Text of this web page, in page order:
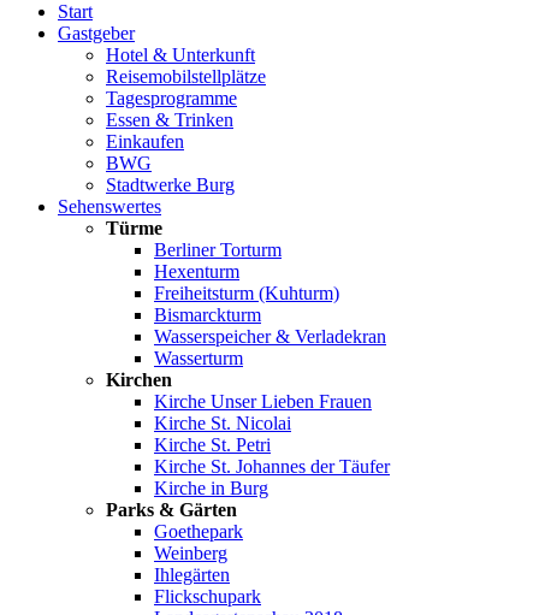
Start
Gastgeber
Hotel & Unterkunft
Reisemobilstellplätze
Tagesprogramme
Essen & Trinken
Einkaufen
BWG
Stadtwerke Burg
Sehenswertes
Türme
Berliner Torturm
Hexenturm
Freiheitsturm (Kuhturm)
Bismarckturm
Wasserspeicher & Verladekran
Wasserturm
Kirchen
Kirche Unser Lieben Frauen
Kirche St. Nicolai
Kirche St. Petri
Kirche St. Johannes der Täufer
Kirche in Burg
Parks & Gärten
Goethepark
Weinberg
Ihlegärten
Flickschupark